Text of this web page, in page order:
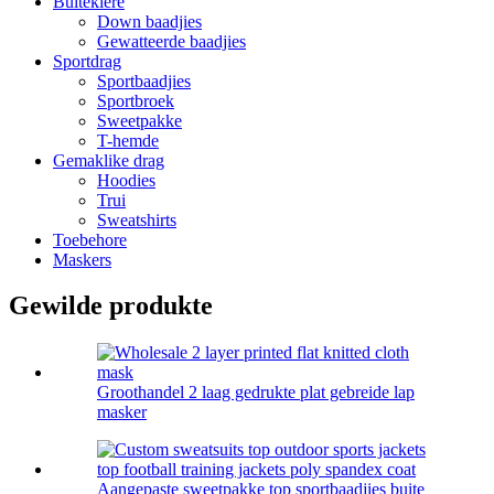
Down baadjies
Gewatteerde baadjies
Sportdrag
Sportbaadjies
Sportbroek
Sweetpakke
T-hemde
Gemaklike drag
Hoodies
Trui
Sweatshirts
Toebehore
Maskers
Gewilde produkte
Groothandel 2 laag gedrukte plat gebreide lap
masker
Aangepaste sweetpakke top sportbaadjies buite